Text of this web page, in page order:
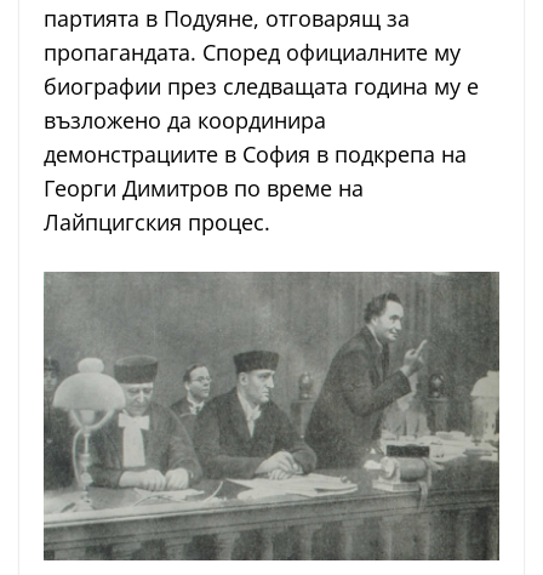
партията в Подуяне, отговарящ за
пропагандата. Според официалните му
биографии през следващата година му е
възложено да координира
демонстрациите в София в подкрепа на
Георги Димитров по време на
Лайпцигския процес.